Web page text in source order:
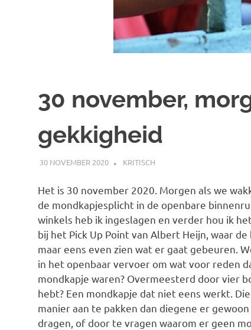
30 november,
gekkigheid
30 NOVEMBER 2020 MARJOLEIN
KRITISCH
Het is 30 november 2020. Morgen als we
de mondkapjesplicht in de openbare
winkels heb ik ingeslagen en verder hou ik
bij het Pick Up Point van Albert Heijn, waar
maar eens even zien wat er gaat gebeuren.
in het openbaar vervoer om wat voor reden
mondkapje waren? Overmeesterd door vier
hebt? Een mondkapje dat niet eens werkt.
manier aan te pakken dan diegene er
dragen, of door te vragen waarom er geen